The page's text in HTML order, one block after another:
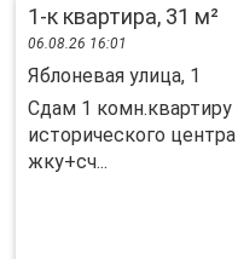
1-к квартира, 31 м²
06.08.26 16:01
Яблоневая улица, 1
Сдам 1
исторического
жку+сч...